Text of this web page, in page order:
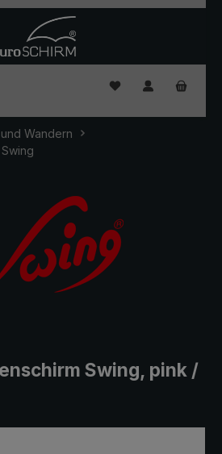
Du hast 0
Wandern
Swing, pink /